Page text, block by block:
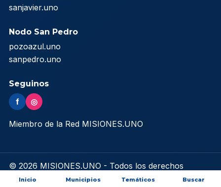
sanjavier.uno
Nodo San Pedro
pozoazul.uno
sanpedro.uno
Seguinos
f ◎
Miembro de la Red MISIONES.UNO
© 2026 MISIONES.UNO - Todos los derechos
reservados
Inicio Municipios Temáticos Buscar